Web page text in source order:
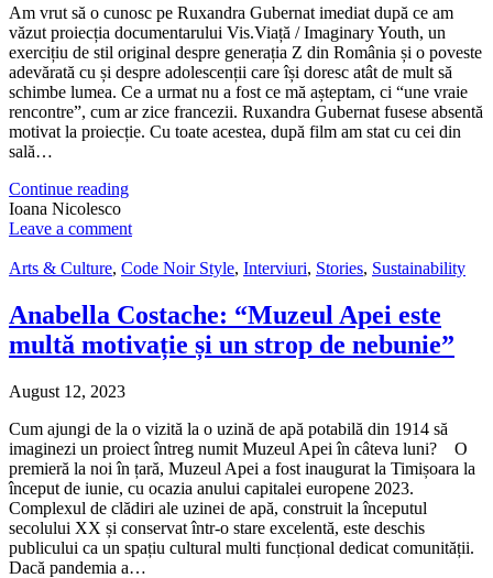
Am vrut să o cunosc pe Ruxandra Gubernat imediat după ce am
văzut proiecția documentarului Vis.Viață / Imaginary Youth, un
exercițiu de stil original despre generația Z din România și o poveste
adevărată cu și despre adolescenții care își doresc atât de mult să
schimbe lumea. Ce a urmat nu a fost ce mă așteptam, ci “une vraie
rencontre”, cum ar zice francezii. Ruxandra Gubernat fusese absentă
motivat la proiecție. Cu toate acestea, după film am stat cu cei din
sală…
Continue reading
Ioana Nicolesco
Leave a comment
Arts & Culture, Code Noir Style, Interviuri, Stories, Sustainability
Anabella Costache: “Muzeul Apei este
multă motivație și un strop de nebunie”
August 12, 2023
Cum ajungi de la o vizită la o uzină de apă potabilă din 1914 să
imaginezi un proiect întreg numit Muzeul Apei în câteva luni? O
premieră la noi în țară, Muzeul Apei a fost inaugurat la Timișoara la
început de iunie, cu ocazia anului capitalei europene 2023.
Complexul de clădiri ale uzinei de apă, construit la începutul
secolului XX și conservat într-o stare excelentă, este deschis
publicului ca un spațiu cultural multi funcțional dedicat comunității.
Dacă pandemia a…